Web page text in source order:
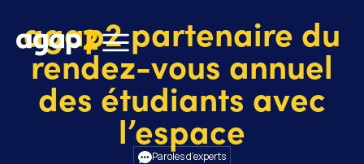
agap2 partenaire du
rendez-vous annuel
des étudiants avec
l’espace
Paroles d’experts